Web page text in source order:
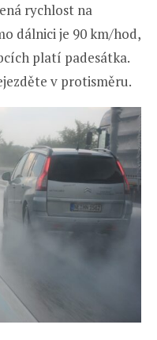
rychlost na
dálnici je 90 km/hod,
platí padesátka.
v protisměru.